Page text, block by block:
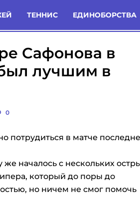
ТЕННИС ЕДИНОБОРСТВА
Новости
Сафонова в
лучшим в
0
потрудиться в матче
началось с нескольких
который до поры до
но ничем не смог помочь